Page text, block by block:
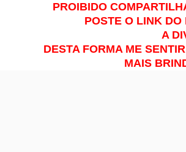
PROIBIDO
POSTE O LINK
A
DESTA FORMA ME
MAIS